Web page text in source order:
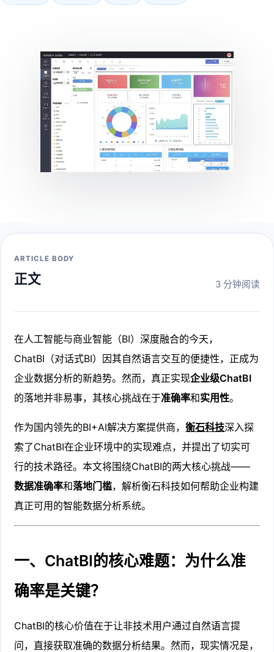
ARTICLE BODY
正文 3 分钟阅读
在人工智能与商业智能（BI）深度融合的今天，
ChatBI（对话式BI）因其自然语言交互的便捷性，正成为
企业数据分析的新趋势。然而，真正实现企业级ChatBI
的落地并非易事，其核心挑战在于准确率和实用性。
作为国内领先的BI+AI解决方案提供商，衡石科技深入探
索了ChatBI在企业环境中的实现难点，并提出了切实可
行的技术路径。本文将围绕ChatBI的两大核心挑战——
数据准确率和落地门槛，解析衡石科技如何帮助企业构建
真正可用的智能数据分析系统。
一、ChatBI的核心难题：为什么准
确率是关键？
ChatBI的核心价值在于让非技术用户通过自然语言提
问，直接获取准确的数据分析结果。然而，现实情况是，